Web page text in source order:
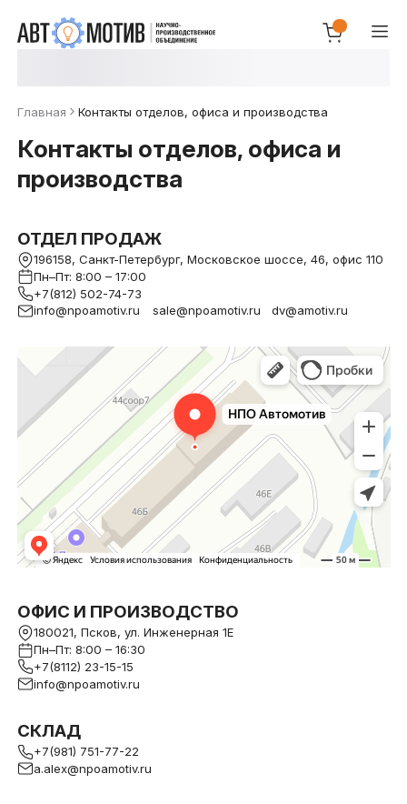
Главная Контакты отделов, офиса и производства
Контакты отделов, офиса и
производства
ОТДЕЛ ПРОДАЖ
196158, Санкт-Петербург, Московское шоссе, 46, офис 110
Пн–Пт: 8:00 – 17:00
+7(812) 502-74-73
info@npoamotiv.ru
sale@npoamotiv.ru dv@amotiv.ru
ОФИС И ПРОИЗВОДСТВО
180021, Псков, ул. Инженерная 1Е
Пн–Пт: 8:00 – 16:30
+7(8112) 23-15-15
info@npoamotiv.ru
СКЛАД
+7(981) 751-77-22
a.alex@npoamotiv.ru